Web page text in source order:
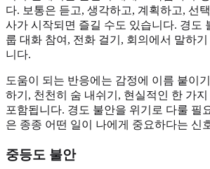
다. 보통은 듣고, 생각하고, 계획하고, 선
사가 시작되면 즐길 수도 있습니다. 경도
룹 대화 참여, 전화 걸기, 회의에서 말하
니다.
도움이 되는 반응에는 감정에 이름 붙이
하기, 천천히 숨 내쉬기, 현실적인 한 가
포함됩니다. 경도 불안을 위기로 다룰 필
은 종종 어떤 일이 나에게 중요하다는 신
중등도 불안